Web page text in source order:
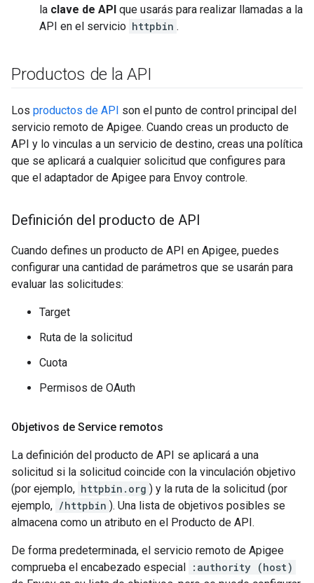
la clave de API que usarás para realizar llamadas a la
API en el servicio httpbin .
Productos de la API
Los productos de API son el punto de control principal del
servicio remoto de Apigee. Cuando creas un producto de
API y lo vinculas a un servicio de destino, creas una política
que se aplicará a cualquier solicitud que configures para
que el adaptador de Apigee para Envoy controle.
Definición del producto de API
Cuando defines un producto de API en Apigee, puedes
configurar una cantidad de parámetros que se usarán para
evaluar las solicitudes:
Target
Ruta de la solicitud
Cuota
Permisos de OAuth
Objetivos de Service remotos
La definición del producto de API se aplicará a una
solicitud si la solicitud coincide con la vinculación objetivo
(por ejemplo, httpbin.org ) y la ruta de la solicitud (por
ejemplo, /httpbin ). Una lista de objetivos posibles se
almacena como un atributo en el Producto de API.
De forma predeterminada, el servicio remoto de Apigee
comprueba el encabezado especial
:authority (host)